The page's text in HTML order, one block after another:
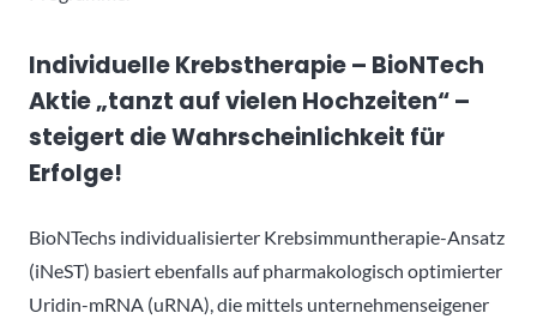
Individuelle Krebstherapie – BioNTech
Aktie „tanzt auf vielen Hochzeiten“ –
steigert die Wahrscheinlichkeit für
Erfolge!
BioNTechs individualisierter Krebsimmuntherapie-Ansatz
(iNeST) basiert ebenfalls auf pharmakologisch optimierter
Uridin-mRNA (uRNA), die mittels unternehmenseigener